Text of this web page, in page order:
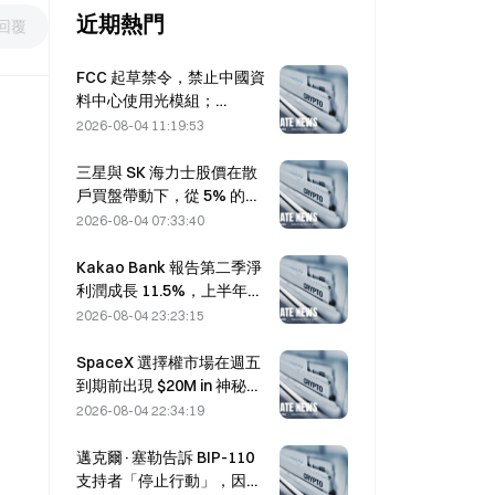
覆 近期熱門
FCC 起草禁令，禁止中國資
料中心使用光模組；
Xinyuan 的 27% 市占率可能
2026-08-04 11:19:53
三星與 SK 海力士股價在散
戶買盤帶動下，從 5% 的跌
幅中回升
2026-08-04 07:33:40
Kakao Bank 報告第二季淨
利潤成長 11.5%，上半年獲
利創歷史新高
2026-08-04 23:23:15
SpaceX 選擇權市場在週五
到期前出現 $20M in 神秘的
330 美元履約價買權部位
2026-08-04 22:34:19
邁克爾·塞勒告訴 BIP-110
支持者「停止行動」，因礦